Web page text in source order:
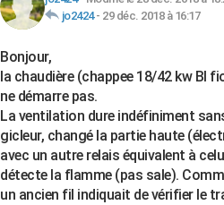
jo2424- 29 déc. 2018 à 16:17
Bonjour,
la chaudière (chappee 18/42 kw BI
ne démarre pas.
La ventilation dure indéfiniment
gicleur, changé la partie haute
avec un autre relais équivalent à
détecte la flamme (pas sale).
un ancien fil indiquait de vérifier le